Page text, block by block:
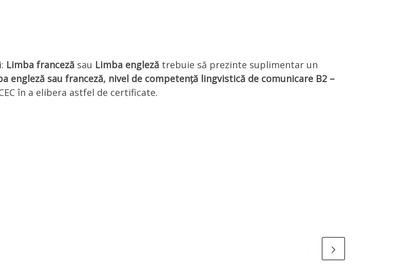
Limba franceză sau Limba engleză trebuie să prezinte suplimentar un
sau franceză, nivel de competență lingvistică de comunicare B2 –
în a elibera astfel de certificate.